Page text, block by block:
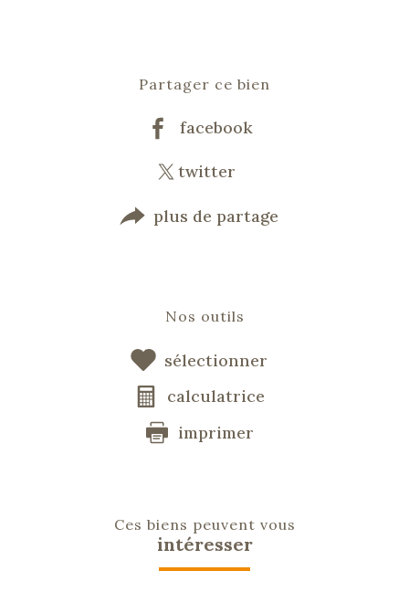
Partager ce bien
facebook
twitter
plus de partage
Nos outils
sélectionner
calculatrice
imprimer
Ces biens peuvent vous
intéresser